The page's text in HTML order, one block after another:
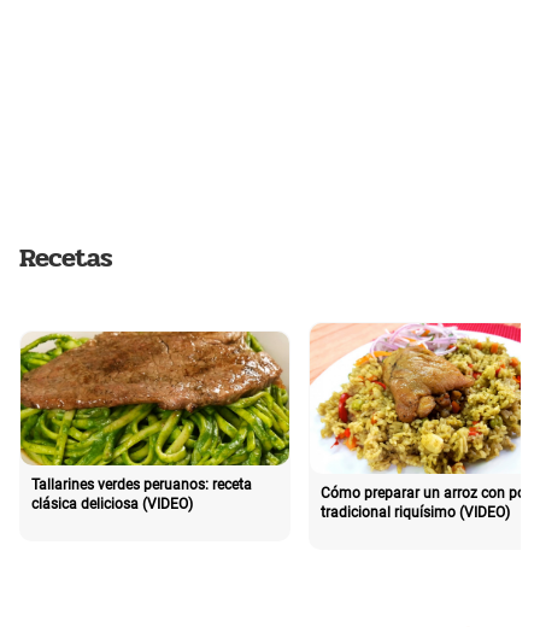
Recetas
Tallarines verdes peruanos: receta
clásica deliciosa (VIDEO)
Cómo preparar un arroz con pollo
tradicional riquísimo (VIDEO)